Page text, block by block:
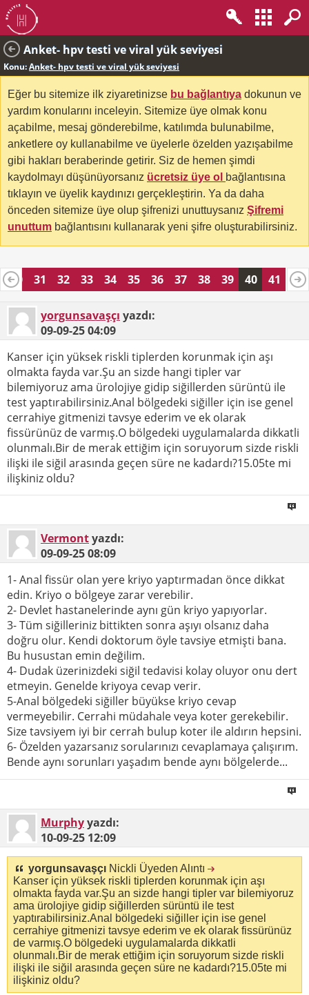
Anket- hpv testi ve viral yük seviyesi
Konu:Anket- hpv testi ve viral yük seviyesi
Eğer bu sitemize ilk ziyaretinizse bu bağlantıya dokunun ve
yardım konularını inceleyin. Sitemize üye olmak konu
açabilme, mesaj gönderebilme, katılımda bulunabilme,
anketlere oy kullanabilme ve üyelerle özelden yazışabilme
gibi hakları beraberinde getirir. Siz de hemen şimdi
kaydolmayı düşünüyorsanız ücretsiz üye ol bağlantısına
tıklayın ve üyelik kaydınızı gerçekleştirin. Ya da daha
önceden sitemize üye olup şifrenizi unuttuysanız Şifremi
unuttum bağlantısını kullanarak yeni şifre oluşturabilirsiniz.
30 31 32 33 34 35 36 37 38 39 40 41
yorgunsavaşçı yazdı:
09-09-2504:09
Kanser için yüksek riskli tiplerden korunmak için aşı
olmakta fayda var.Şu an sizde hangi tipler var
bilemiyoruz ama ürolojiye gidip siğillerden sürüntü ile
test yaptırabilirsiniz.Anal bölgedeki siğiller için ise genel
cerrahiye gitmenizi tavsye ederim ve ek olarak
fissürünüz de varmış.O bölgedeki uygulamalarda dikkatli
olunmalı.Bir de merak ettiğim için soruyorum sizde riskli
ilişki ile siğil arasında geçen süre ne kadardı?15.05te mi
ilişkiniz oldu?
Vermontyazdı:
09-09-2508:09
1- Anal fissür olan yere kriyo yaptırmadan önce dikkat
edin. Kriyo o bölgeye zarar verebilir.
2- Devlet hastanelerinde aynı gün kriyo yapıyorlar.
3- Tüm siğilleriniz bittikten sonra aşıyı olsanız daha
doğru olur. Kendi doktorum öyle tavsiye etmişti bana.
Bu husustan emin değilim.
4- Dudak üzerinizdeki siğil tedavisi kolay oluyor onu dert
etmeyin. Genelde kriyoya cevap verir.
5-Anal bölgedeki siğiller büyükse kriyo cevap
vermeyebilir. Cerrahi müdahale veya koter gerekebilir.
Size tavsiyem iyi bir cerrah bulup koter ile aldırın hepsini.
6- Özelden yazarsanız sorularınızı cevaplamaya çalışırım.
Bende aynı sorunları yaşadım bende aynı bölgelerde...
Murphyyazdı:
10-09-25 12:09
yorgunsavaşçı Nickli Üyeden Alıntı
Kanser için yüksek riskli tiplerden korunmak için aşı
olmakta fayda var.Şu an sizde hangi tipler var bilemiyoruz
ama ürolojiye gidip siğillerden sürüntü ile test
yaptırabilirsiniz.Anal bölgedeki siğiller için ise genel
cerrahiye gitmenizi tavsye ederim ve ek olarak fissürünüz
de varmış.O bölgedeki uygulamalarda dikkatli
olunmalı.Bir de merak ettiğim için soruyorum sizde riskli
ilişki ile siğil arasında geçen süre ne kadardı?15.05te mi
ilişkiniz oldu?